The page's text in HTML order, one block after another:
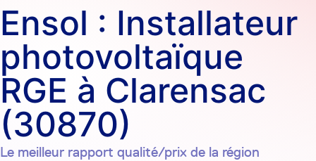
Ensol : Installateur
photovoltaïque
RGE à Clarensac
(30870)
Le meilleur rapport qualité/prix de la région